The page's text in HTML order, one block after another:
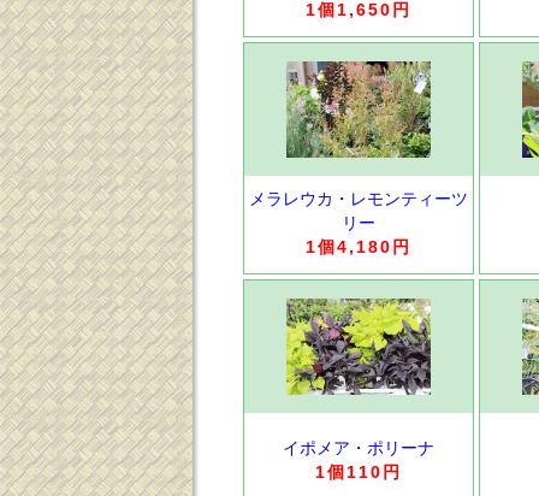
1個1,650円
メラレウカ・レモンティーツ
リー
1個4,180円
イポメア・ポリーナ
1個110円